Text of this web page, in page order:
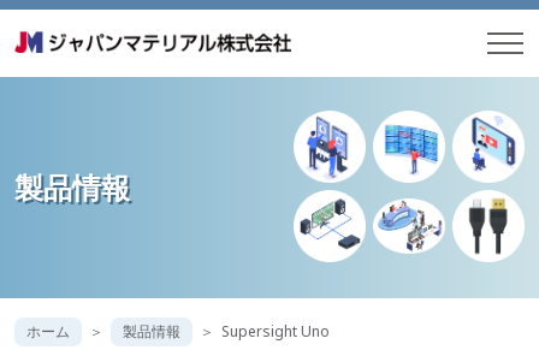
製品情報
ホーム 製品情報 Supersight Uno